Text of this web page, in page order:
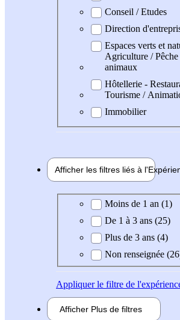
Conseil / Etudes
Direction
Espaces verts et
Agriculture /
animaux
Hôtellerie -
Tourisme /
Immobilier
Afficher les filtres liés à l'
Expérience demandée
Moins de 1 an (1)
De 1 à 3 ans (25)
Plus de 3 ans (4)
Non renseignée
Appliquerle filtre de
Afficher Plus de filtres